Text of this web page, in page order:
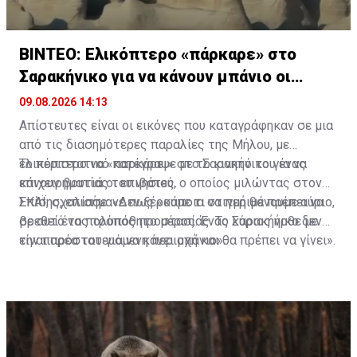
ΒΙΝΤΕΟ: Ελικόπτερο «πάρκαρε» στο
Σαρακήνικο για να κάνουν μπάνιο οι
επιβάτες
09.08.2026 14:13
Απίστευτες είναι οι εικόνες που καταγράφηκαν σε μια
από τις διασημότερες παραλίες της Μήλου, με
ελικόπτερο να «παρκάρει» στο Σαρακήνικο για να
κάνουν βουτιά οι επιβάτες.
Το περιστατικό κατέγραψε με το κινητό του ένας
επιχειρηματίας του νησιού, ο οποίος μιλώντας στον
ΣΚΑΪ, σχολίασε: «Δεν ξέρουμε τι να περιμένουμε αύριο,
σε αυτό το πολυπόθητο μέρος. Ένας κύριος ήρθε με
την παρέα του για να κάνει μπάνιο».
Επίσης, επισήμανε πως «κάποια στιγμή θα πρέπει να
βρεθεί ένας τρόπος προστασίας. Το Σαρακήνικο δεν
είναι προστατευόμενη περιοχή και θα πρέπει να γίνει».